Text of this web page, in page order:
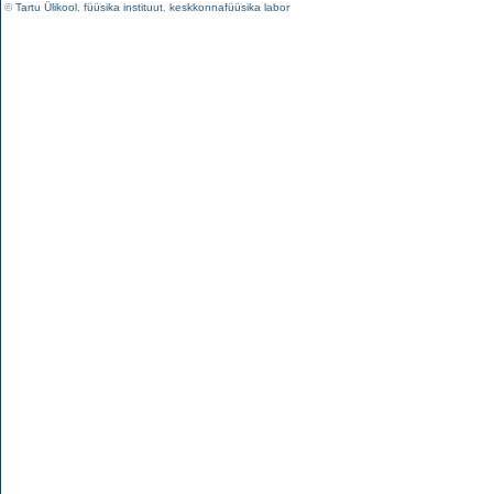
©Tartu Ülikool füüsika instituut keskkonnafüüsika labor